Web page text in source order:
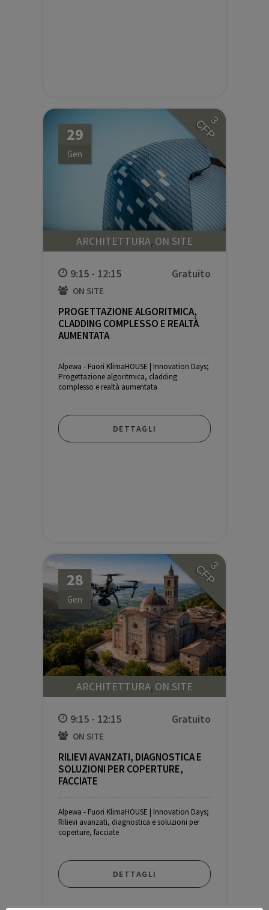
3
CFP
29
Gen
ARCHITETTURA, ON SITE
9:15 - 12:15
ON SITE
PROGETTAZIONE ALGORITMICA,
CLADDING COMPLESSO E REALTÀ
AUMENTATA
Alpewa - Fuori KlimaHOUSE | Innovation Days;
Progettazione algoritmica, cladding
complesso e realtà aumentata
DETTAGLI
3
CFP
28
Gen
ARCHITETTURA, ON SITE
9:15 - 12:15
ON SITE
RILIEVI AVANZATI, DIAGNOSTICA E
SOLUZIONI PER COPERTURE,
FACCIATE
Alpewa - Fuori KlimaHOUSE | Innovation Days;
Rilievi avanzati, diagnostica e soluzioni per
coperture, facciate
DETTAGLI